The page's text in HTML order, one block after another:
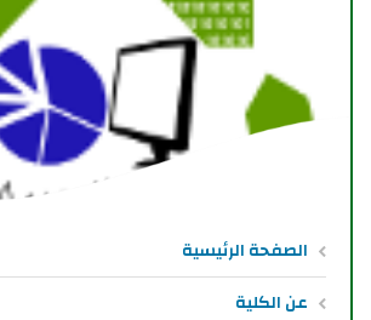
الصفحة الرئيسية
عن الكلية